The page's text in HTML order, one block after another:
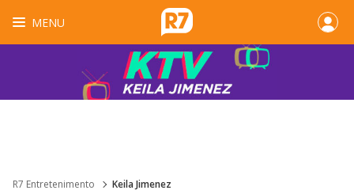
MENU
R7 Entretenimento Keila Jimenez